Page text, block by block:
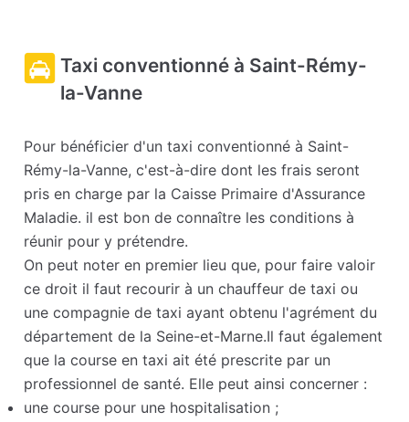
Taxi conventionné à Saint-Rémy-
la-Vanne
Pour bénéficier d'un taxi conventionné à Saint-
Rémy-la-Vanne, c'est-à-dire dont les frais seront
pris en charge par la Caisse Primaire d'Assurance
Maladie. il est bon de connaître les conditions à
réunir pour y prétendre.
On peut noter en premier lieu que, pour faire valoir
ce droit il faut recourir à un chauffeur de taxi ou
une compagnie de taxi ayant obtenu l'agrément du
département de la Seine-et-Marne.Il faut également
que la course en taxi ait été prescrite par un
professionnel de santé. Elle peut ainsi concerner :
une course pour une hospitalisation ;